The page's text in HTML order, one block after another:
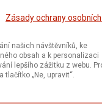
Zásady ochrany
našich návštěvníků, ke
obsah a k personalizaci
lepšího zážitku z webu.
„Ne, upravit“.